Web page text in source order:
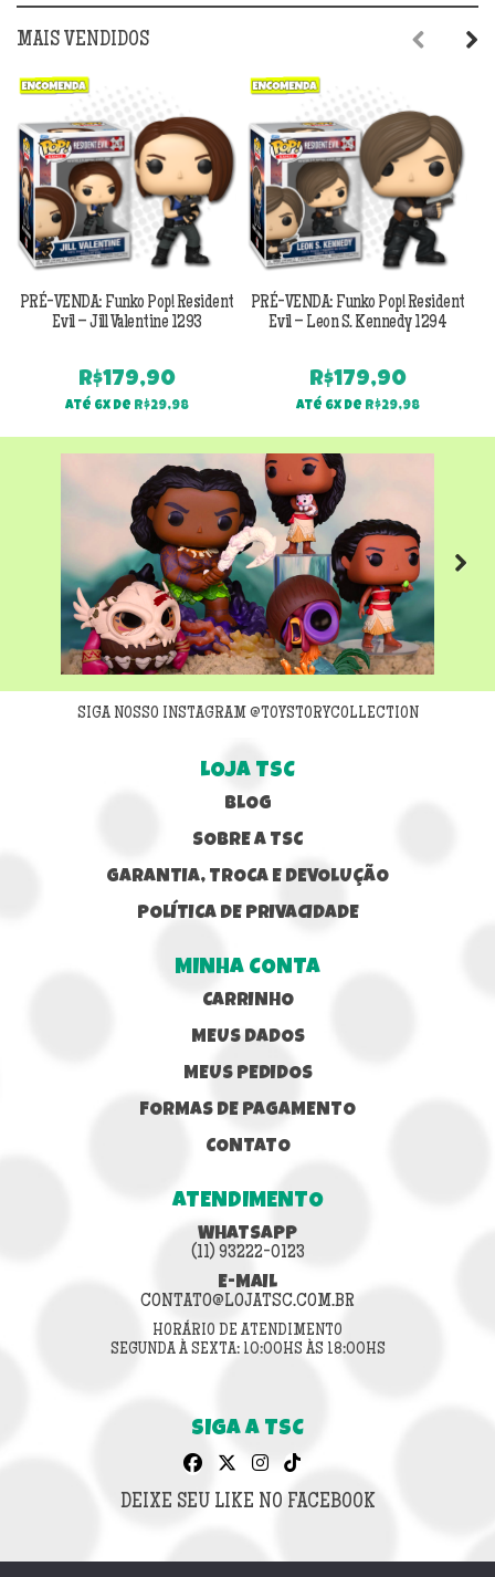
MAIS VENDIDOS
PRÉ-VENDA: Funko Pop! Resident
Evil – Jill Valentine 1293
R$179,90
Até 6x de R$29,98
PRÉ-VENDA: Funko Pop! Resident
Evil – Leon S. Kennedy 1294
R$179,90
Até 6x de R$29,98
Next
SIGA NOSSO INSTAGRAM @TOYSTORYCOLLECTION
LOJA TSC
BLOG
SOBRE A TSC
GARANTIA, TROCA E DEVOLUÇÃO
POLÍTICA DE PRIVACIDADE
MINHA CONTA
CARRINHO
MEUS DADOS
MEUS PEDIDOS
FORMAS DE PAGAMENTO
CONTATO
ATENDIMENTO
WHATSAPP
(11) 93222-0123
E-MAIL
CONTATO@LOJATSC.COM.BR
HORÁRIO DE ATENDIMENTO
SEGUNDA À SEXTA: 10:00HS ÀS 18:00HS
SIGA A TSC
DEIXE SEU LIKE NO FACEBOOK